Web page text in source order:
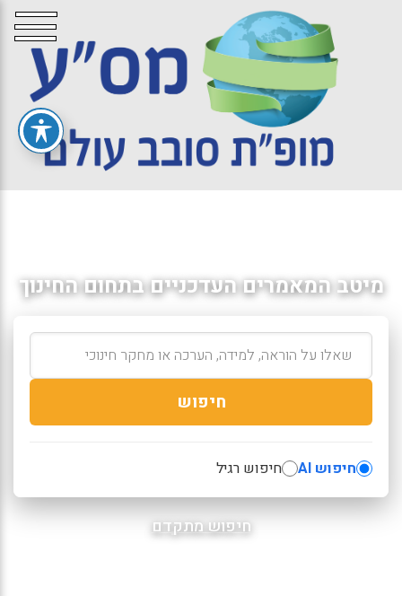
מיטב המאמרים העדכניים בתחום החינוך
חיפוש
חיפוש AI חיפוש רגיל
חיפוש מתקדם